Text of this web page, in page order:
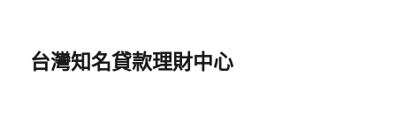
台灣知名貸款理財中心